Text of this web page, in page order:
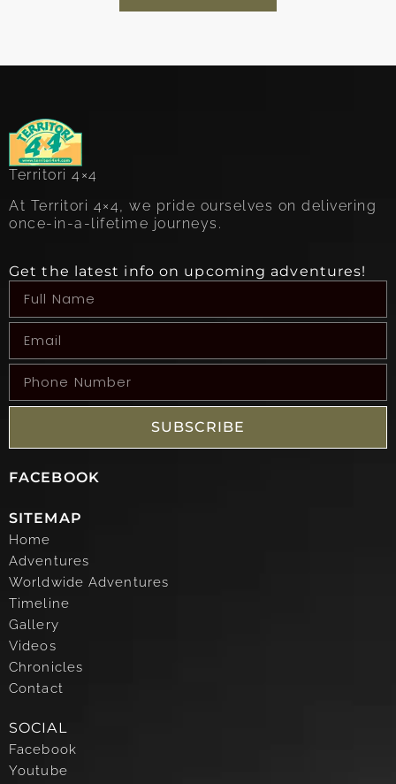
Territori 4×4
At Territori 4×4, we pride ourselves on delivering
once-in-a-lifetime journeys.
Get the latest info on upcoming adventures!
SUBSCRIBE
FACEBOOK
SITEMAP
Home
Adventures
Worldwide Adventures
Timeline
Gallery
Videos
Chronicles
Contact
SOCIAL
Facebook
Youtube